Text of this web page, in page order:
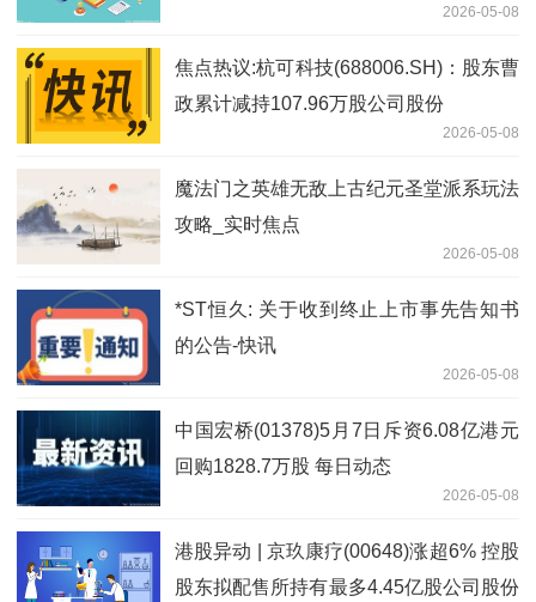
2026-05-08
焦点热议:杭可科技(688006.SH)：股东曹
政累计减持107.96万股公司股份
2026-05-08
魔法门之英雄无敌上古纪元圣堂派系玩法
攻略_实时焦点
2026-05-08
*ST恒久: 关于收到终止上市事先告知书
的公告-快讯
2026-05-08
中国宏桥(01378)5月7日斥资6.08亿港元
回购1828.7万股 每日动态
2026-05-08
港股异动 | 京玖康疗(00648)涨超6% 控股
股东拟配售所持有最多4.45亿股公司股份